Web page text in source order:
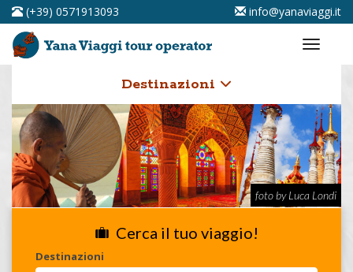
(+39) 0571913093 info@yanaviaggi.it
Destinazioni
foto by Luca Londi
Cerca il tuo viaggio!
Destinazioni